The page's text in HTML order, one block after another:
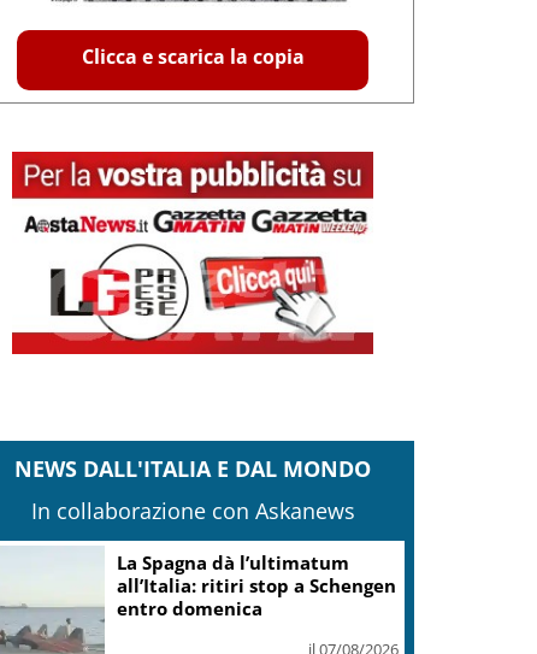
Clicca e scarica la copia
NEWS DALL'ITALIA E DAL MONDO
In collaborazione con Askanews
La Spagna dà l’ultimatum
all’Italia: ritiri stop a Schengen
entro domenica
il 07/08/2026